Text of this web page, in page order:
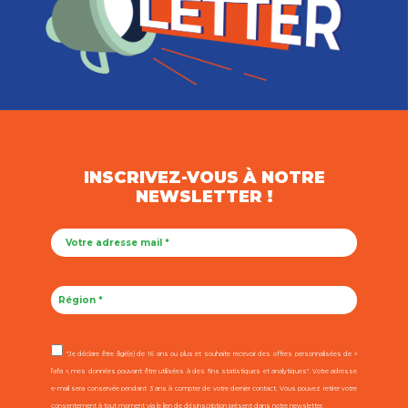
INSCRIVEZ-VOUS À NOTRE
NEWSLETTER !
"Je déclare être âgé(e) de 16 ans ou plus et souhaite recevoir des offres personnalisées de «
l’afa », mes données pouvant être utilisées à des fins statistiques et analytiques". Votre adresse
e-mail sera conservée pendant 3 ans à compter de votre dernier contact. Vous pouvez retirer votre
consentement à tout moment via le lien de désinscription présent dans notre newsletter.